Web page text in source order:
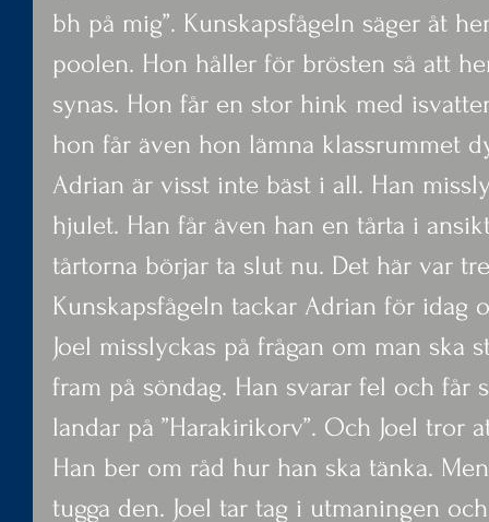
bh på mig”. Kunskapsfågeln säger åt
poolen. Hon håller för brösten så att
synas. Hon får en stor hink med
hon får även hon lämna klassrummet
Adrian är visst inte bäst i all. Han
hjulet. Han får även han en tårta i
tårtorna börjar ta slut nu. Det här var
Kunskapsfågeln tackar Adrian för idag
Joel misslyckas på frågan om man ska
fram på söndag. Han svarar fel och får
landar på ”Harakirikorv”. Och Joel tror
Han ber om råd hur han ska tänka.
tugga den. Joel tar tag i utmaningen